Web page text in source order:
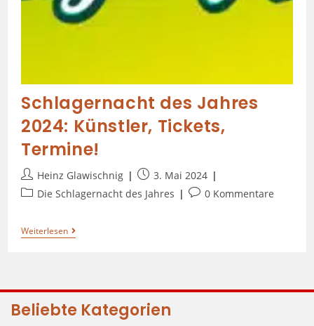
Schlagernacht des Jahres
2024: Künstler, Tickets,
Termine!
Heinz Glawischnig
3. Mai 2024
Die Schlagernacht des Jahres
0 Kommentare
Weiterlesen
Beliebte Kategorien